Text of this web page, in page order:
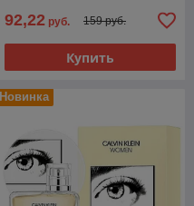
92,22 руб. 159 руб.
Купить
Новинка